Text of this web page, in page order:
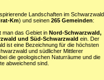
Landschaften im Schwarzwald
Km) und seinen 265 Gemeinden:
man das Gebiet in Nord-Schwarzwald,
und Süd-Schwarzwald ein. Der
ist eine Bezeichnung für die höchsten
und südlicher Mittlerer
die geologischen Naturräume und die
abweichend sind.